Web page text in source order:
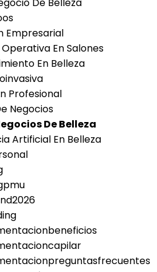
Empresarial
En Salones
En Belleza
Profesional
Negocios
De Belleza
Artificial En Belleza